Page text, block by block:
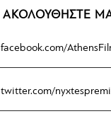
ΑΚΟΛΟΥΘΗΣΤΕ
facebook.com/
twitter.com/